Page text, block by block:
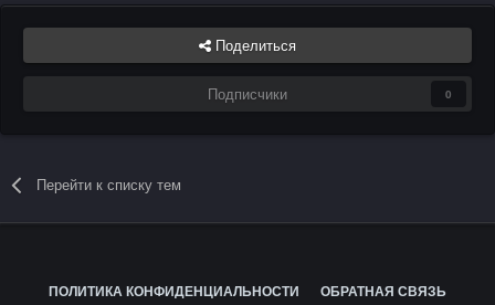
Поделиться
Подписчики 0
Перейти к списку тем
ПОЛИТИКА КОНФИДЕНЦИАЛЬНОСТИ ОБРАТНАЯ СВЯЗЬ